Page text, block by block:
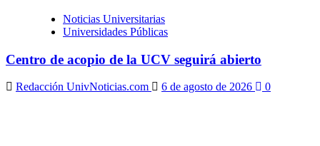
Noticias Universitarias
Universidades Públicas
Centro de acopio de la UCV seguirá abierto
Redacción UnivNoticias.com 6 de agosto de 2026 0